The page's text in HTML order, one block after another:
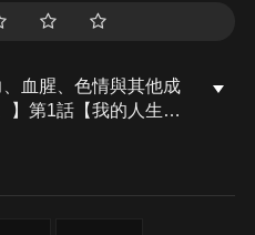
、血腥、色情與其他成
】第1話【我的人生可
景仰，私生活卻慘不